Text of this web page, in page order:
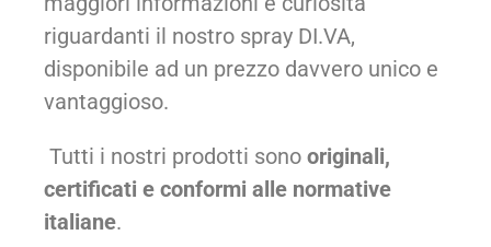
riguardanti il nostro spray DI.VA,
disponibile ad un prezzo davvero unico e
vantaggioso.
Tutti i nostri prodotti sono originali,
certificati e conformi alle normative
italiane.